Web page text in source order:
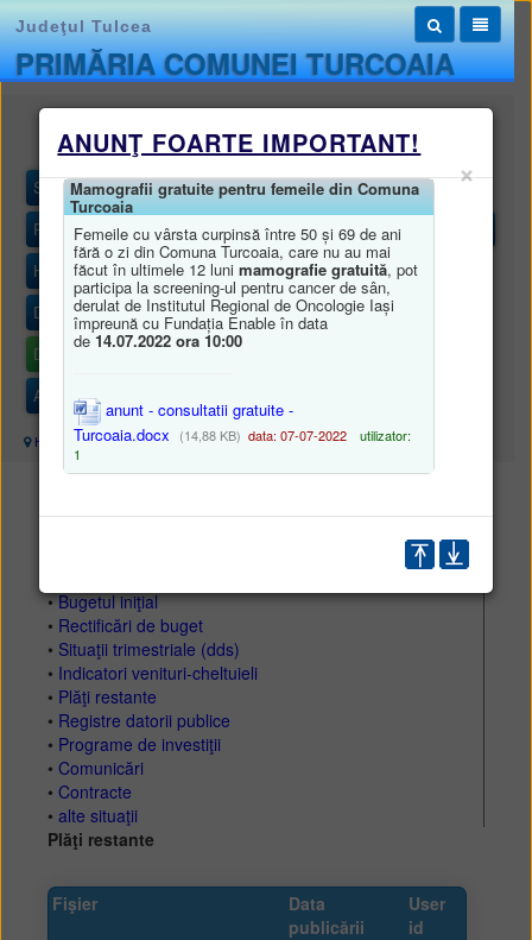
Judeţul Tulcea
PRIMĂRIA COMUNEI TURCOAIA
Monitorul oficial local
STATUTUL UNITĂȚII ADMINISTRATIV-TERITORIALE
REGULAMENTELE PRIVIND PROCEDURILE ADMINISTRATIVE
HOTĂRÂRILE AUTORITĂȚII DELIBERATIVE
DISPOZIȚIILE AUTORITĂȚII EXECUTIVE
DOCUMENTE ȘI INFORMAȚII FINANCIARE
ALTE DOCUMENTE
Harta site/Monitorul oficial local /DOCUMENTE ȘI INFORMAȚII FINANCIARE
•Bugetul iniţial
• Rectificări de buget
• Situaţii trimestriale (dds)
• Indicatori venituri-cheltuieli
• Plăţi restante
• Registre datorii publice
• Programe de investiţii
• Comunicări
• Contracte
• alte situaţii
Plăţi restante
Fişier
Data
publicării
User
id
ANUNŢ FOARTE IMPORTANT!
×
Mamografii gratuite pentru femeile din Comuna
Turcoaia
Femeile cu vârsta curpinsă între 50 și 69 de ani
fără o zi din Comuna Turcoaia, care nu au mai
făcut în ultimele 12 lunimamografie gratuită, pot
participa la screening-ul pentru cancer de sân,
derulat de Institutul Regional de Oncologie Iași
împreună cu Fundația Enable în data
de14.07.2022 ora 10:00
anunt - consultatii gratuite -
Turcoaia.docx
(14,88 KB) data: 07-07-2022
utilizator:
1